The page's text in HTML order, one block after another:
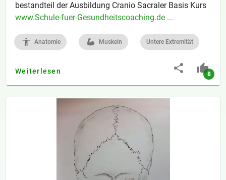
bestandteil der Ausbildung Cranio Sacraler Basis Kurs
www.Schule-fuer-Gesundheitscoaching.de ...
Anatomie Muskeln Untere Extremität
Weiterlesen 8